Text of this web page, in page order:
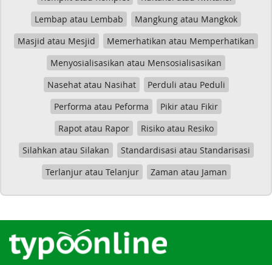
Lembap atau Lembab
Mangkung atau Mangkok
Masjid atau Mesjid
Memerhatikan atau Memperhatikan
Menyosialisasikan atau Mensosialisasikan
Nasehat atau Nasihat
Perduli atau Peduli
Performa atau Peforma
Pikir atau Fikir
Rapot atau Rapor
Risiko atau Resiko
Silahkan atau Silakan
Standardisasi atau Standarisasi
Terlanjur atau Telanjur
Zaman atau Jaman